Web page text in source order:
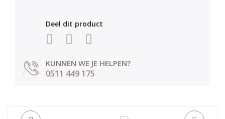
Deel dit product
KUNNEN WE JE HELPEN?
0511 449 175